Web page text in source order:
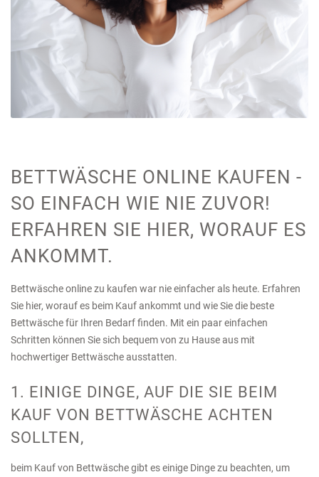
BETTWÄSCHE ONLINE KAUFEN -
SO EINFACH WIE NIE ZUVOR!
ERFAHREN SIE HIER, WORAUF ES
ANKOMMT.
Bettwäsche online zu kaufen war nie einfacher als heute. Erfahren
Sie hier, worauf es beim Kauf ankommt und wie Sie die beste
Bettwäsche für Ihren Bedarf finden. Mit ein paar einfachen
Schritten können Sie sich bequem von zu Hause aus mit
hochwertiger Bettwäsche ausstatten.
1. EINIGE DINGE, AUF DIE SIE BEIM
KAUF VON BETTWÄSCHE ACHTEN
SOLLTEN,
beim Kauf von Bettwäsche gibt es einige Dinge zu beachten, um